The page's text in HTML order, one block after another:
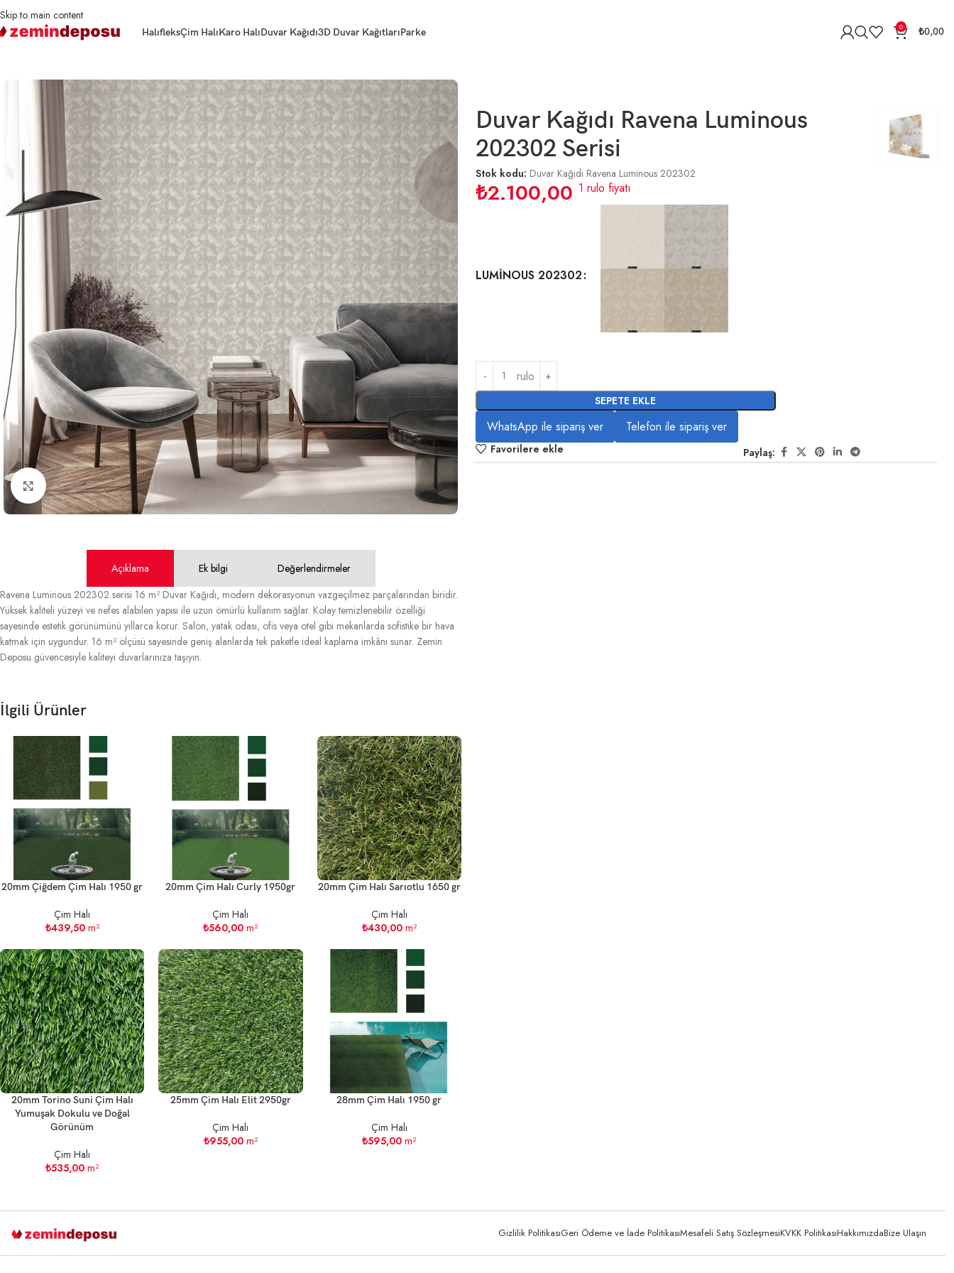
Skip to main content
HalıfleksÇim HalıKaro HalıDuvar Kağıdı3D Duvar KağıtlarıParke 0 ₺0,00
Büyütmek için tıklayın
Duvar Kağıdı Ravena Luminous
202302 Serisi
Stok kodu: Duvar Kağıdı Ravena Luminous 202302
₺2.100,00 1 rulo fiyatı
LUMİNOUS 202302
rulo
SEPETE EKLE
WhatsApp ile sipariş ver Telefon ile sipariş ver
Favorilere ekle Paylaş:
Açıklama Ek bilgi
Değerlendirmeler
Ravena Luminous 202302 serisi 16 m² Duvar Kağıdı, modern dekorasyonun vazgeçilmez parçalarından biridir.
Yüksek kaliteli yüzeyi ve nefes alabilen yapısı ile uzun ömürlü kullanım sağlar. Kolay temizlenebilir özelliği
sayesinde estetik görünümünü yıllarca korur. Salon, yatak odası, ofis veya otel gibi mekanlarda sofistike bir hava
katmak için uygundur. 16 m² ölçüsü sayesinde geniş alanlarda tek paketle ideal kaplama imkânı sunar. Zemin
Deposu güvencesiyle kaliteyi duvarlarınıza taşıyın.
İlgili Ürünler
20mm Çiğdem Çim Halı 1950 gr
Çim Halı
₺439,50m²
20mm Çim Halı Curly 1950gr
Çim Halı
₺560,00 m²
20mm Çim Halı Sarıotlu 1650 gr
Çim Halı
₺430,00m²
20mm Torino Suni Çim Halı
Yumuşak Dokulu ve Doğal
Görünüm
Çim Halı
₺535,00 m²
25mm Çim Halı Elit 2950gr
Çim Halı
₺955,00m²
28mm Çim Halı 1950 gr
Çim Halı
₺595,00 m²
Gizlilik PolitikasıGeri Ödeme ve İade PolitikasıMesafeli Satış SözleşmesiKVKK PolitikasıHakkımızdaBize Ulaşın